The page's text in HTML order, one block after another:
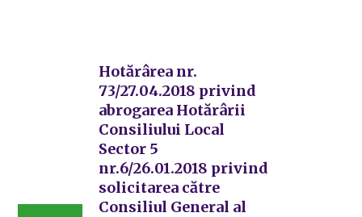
Hotărârea nr.
73/27.04.2018 privind
abrogarea Hotărârii
Consiliului Local
Sector 5
nr.6/26.01.2018 privind
solicitarea către
Consiliul General al